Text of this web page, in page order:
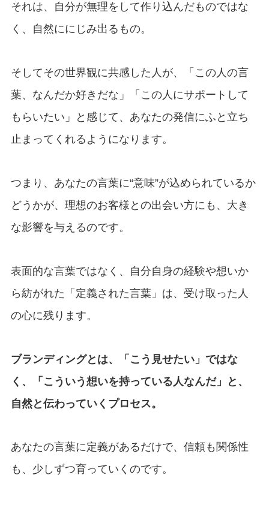
それは、自分が無理をして作り込んだものではな
く、自然ににじみ出るもの。
そしてその世界観に共感した人が、「この人の言
葉、なんだか好きだな」「この人にサポートして
もらいたい」と感じて、あなたの発信にふと立ち
止まってくれるようになります。
つまり、あなたの言葉に“意味”が込められているか
どうかが、理想のお客様との出会い方にも、大き
な影響を与えるのです。
表面的な言葉ではなく、自分自身の経験や想いか
ら紡がれた「定義された言葉」は、受け取った人
の心に残ります。
ブランディングとは、「こう見せたい」ではな
く、「こういう想いを持っている人なんだ」と、
自然と伝わっていくプロセス。
あなたの言葉に定義があるだけで、信頼も関係性
も、少しずつ育っていくのです。